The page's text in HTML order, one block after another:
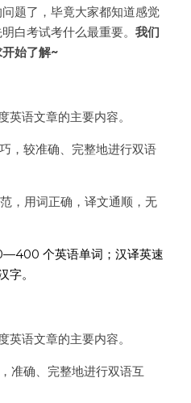
题了，毕竟大家都知道感觉
白考试考什么最重要。 我们
始了解~
英语文章的主要内容。
，较准确、完整地进行双语
，用词正确，译文通顺，无
个英语单词；汉译英速
。
英语文章的主要内容。
准确、完整地进行双语互